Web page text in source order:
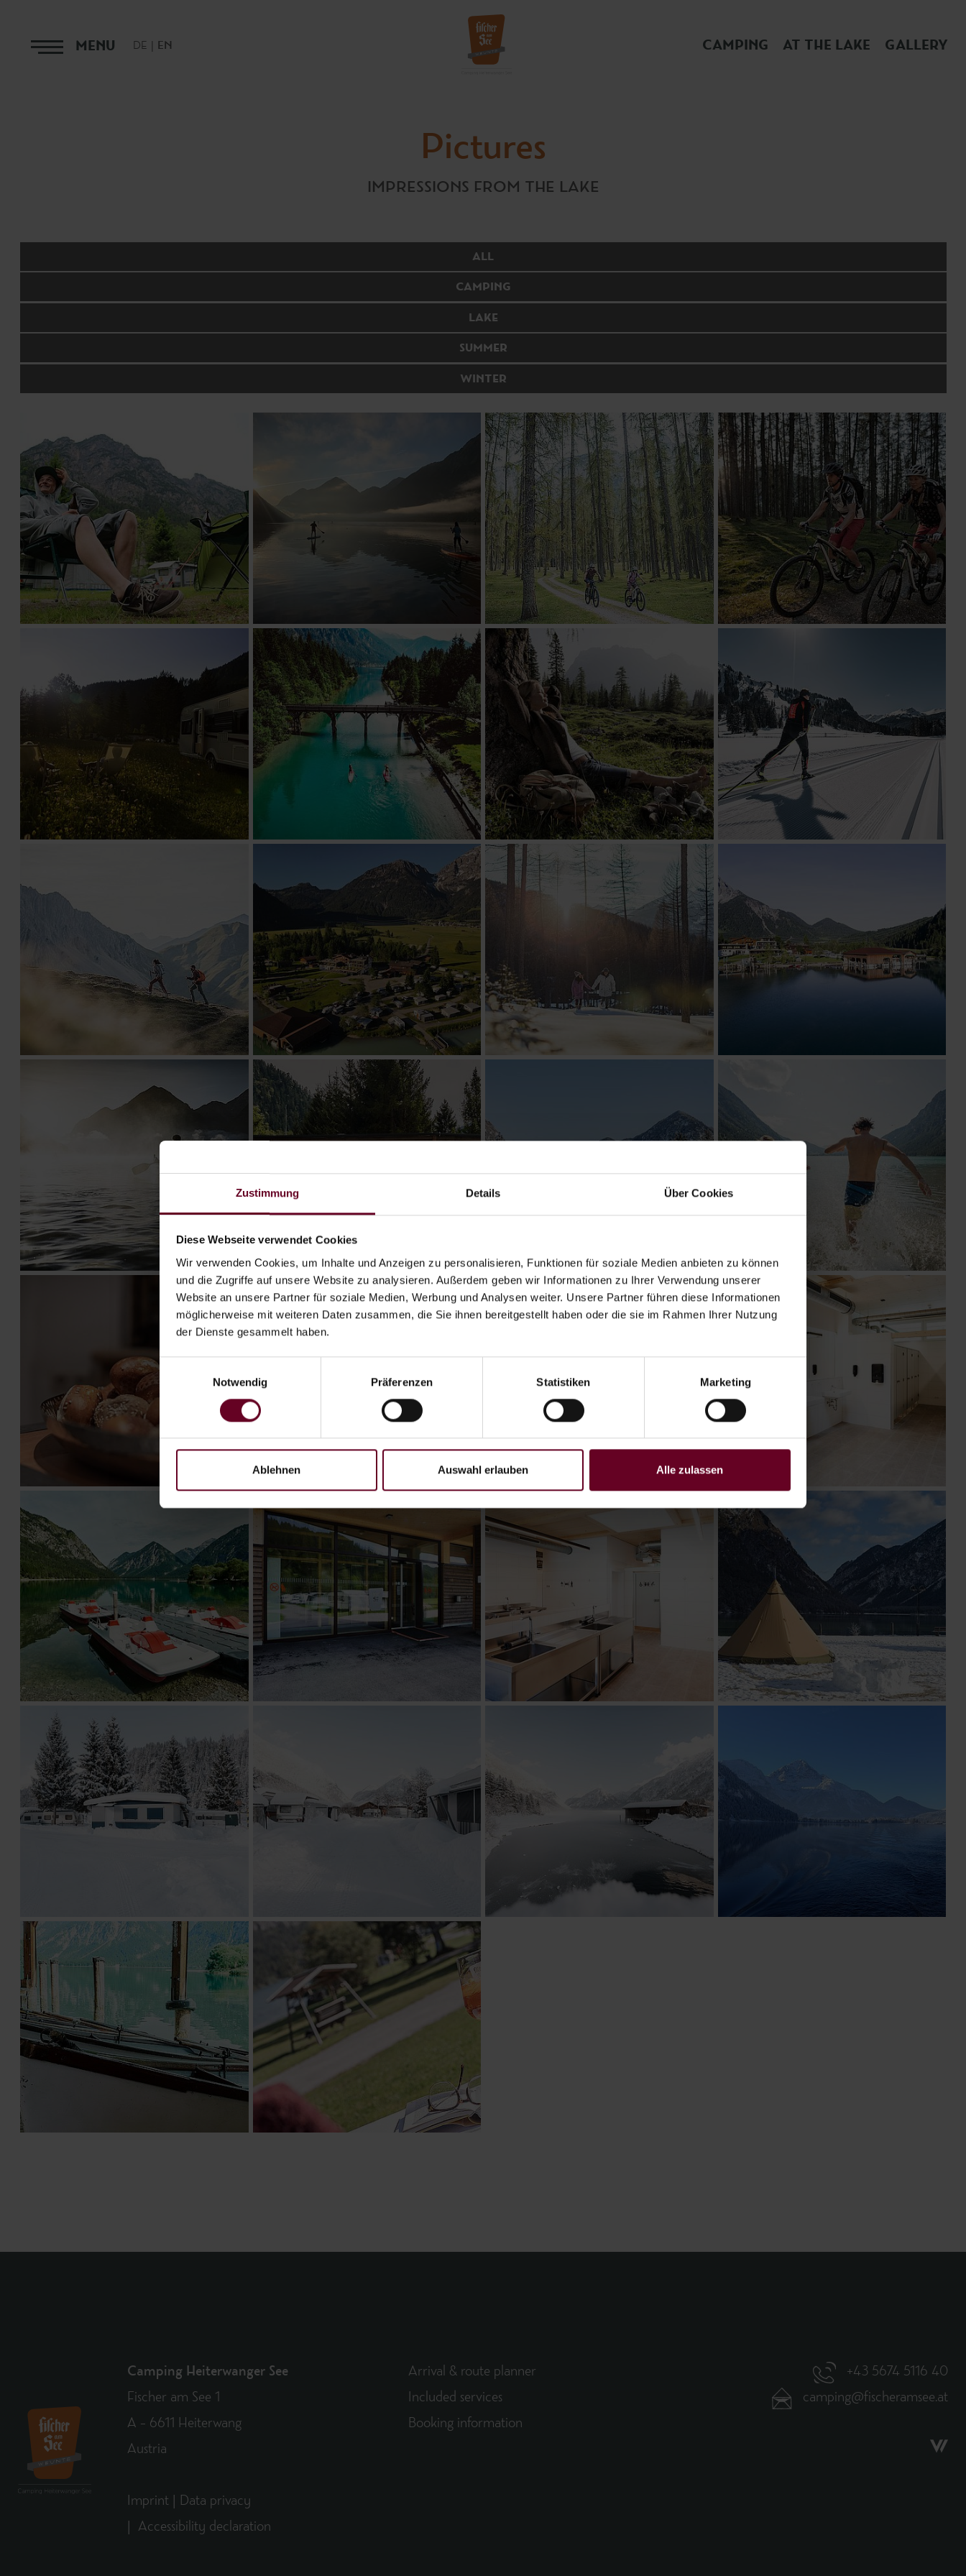
Zustimmung Details Über Cookies
Diese Webseite verwendet Cookies
Wir verwenden Cookies, um Inhalte und Anzeigen zu personalisieren, Funktionen für soziale Medien anbieten zu können
und die Zugriffe auf unsere Website zu analysieren. Außerdem geben wir Informationen zu Ihrer Verwendung unserer
Website an unsere Partner für soziale Medien, Werbung und Analysen weiter. Unsere Partner führen diese Informationen
möglicherweise mit weiteren Daten zusammen, die Sie ihnen bereitgestellt haben oder die sie im Rahmen Ihrer Nutzung
der Dienste gesammelt haben.
Einwilligungsauswahl
Notwendig
Präferenzen Statistiken Marketing
Ablehnen Auswahl erlauben Alle zulassen
MENU DE EN CAMPING AT THE LAKE GALLERY
Pictures
IMPRESSIONS FROM THE LAKE
ALL
CAMPING
LAKE
SUMMER
WINTER
Camping Heiterwanger See
Fischer am See 1
A – 6611 Heiterwang
Austria
Imprint
Data privacy
Accessibility declaration
Arrival & route planner
Included services
Booking information
+43 5674 5116 40
camping@fischeramsee.at